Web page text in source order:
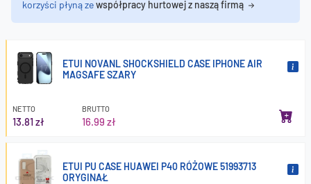
korzyści płyną zewspółpracy hurtowej z naszą firmą
ETUI NOVANL SHOCKSHIELD CASE IPHONE AIR
MAGSAFE SZARY
NETTO
13.81 zł
BRUTTO
16.99 zł
ETUI PU CASE HUAWEI P40 RÓŻOWE 51993713
ORYGINAŁ